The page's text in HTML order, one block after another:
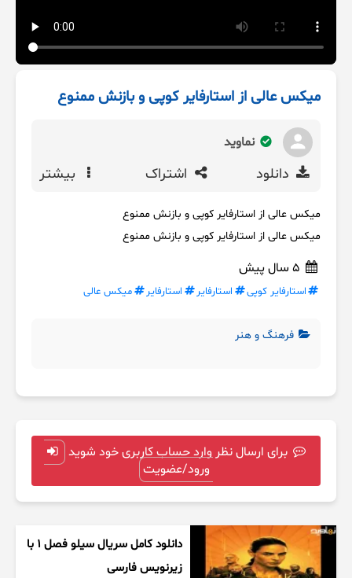
میکس عالی از استارفایر کوپی و بازنش ممنوع
نماوید
دانلود اشتراک بیشتر
میکس عالی از استارفایر کوپی و بازنش ممنوع
میکس عالی از استارفایر کوپی و بازنش ممنوع
استارفایر کوپی استارفایر استارفایر میکس عالی
فرهنگ و هنر
برای ارسال نظر وارد حساب کاربری خود شوید
ورود/عضویت
دانلود کامل سریال سیلو فصل ۱ با
زیرنویس فارسی